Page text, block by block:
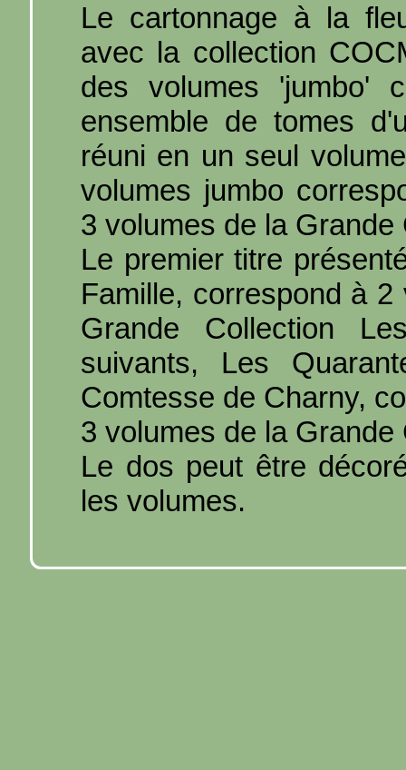
Le cartonnage à la
avec la collection
des volumes 'jumbo'
ensemble de tomes
réuni en un seul
volumes jumbo
3 volumes de la Grande
Le premier titre
Famille, correspond à 2
Grande Collection
suivants, Les
Comtesse de Charny,
3 volumes de la Grande
Le dos peut être
les volumes.